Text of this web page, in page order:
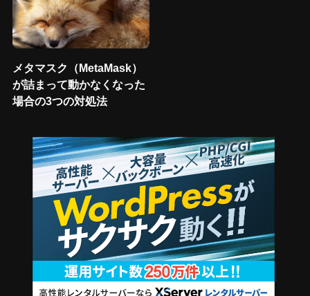
メタマスク（MetaMask）
が詰まって動かなくなった
場合の3つの対処法